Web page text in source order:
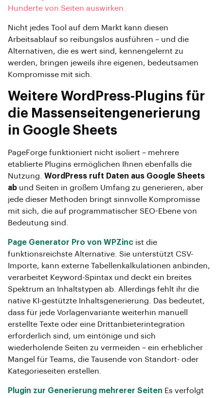
Hunderte von Seiten auswirken.
Nicht jedes Tool auf dem Markt kann diesen
Arbeitsablauf so reibungslos ausführen – und die
Alternativen, die es wert sind, kennengelernt zu
werden, bringen jeweils ihre eigenen, bedeutsamen
Kompromisse mit sich.
Weitere WordPress-Plugins für
die Massenseitengenerierung
in Google Sheets
PageForge funktioniert nicht isoliert – mehrere
etablierte Plugins ermöglichen Ihnen ebenfalls die
Nutzung. WordPress ruft Daten aus Google Sheets
ab und Seiten in großem Umfang zu generieren, aber
jede dieser Methoden bringt sinnvolle Kompromisse
mit sich, die auf programmatischer SEO-Ebene von
Bedeutung sind.
Page Generator Pro von WPZinc ist die
funktionsreichste Alternative. Sie unterstützt CSV-
Importe, kann externe Tabellenkalkulationen anbinden,
verarbeitet Keyword-Spintax und deckt ein breites
Spektrum an Inhaltstypen ab. Allerdings fehlt ihr die
native KI-gestützte Inhaltsgenerierung. Das bedeutet,
dass für jede Vorlagenvariante weiterhin manuell
erstellte Texte oder eine Drittanbieterintegration
erforderlich sind, um eintönige und sich
wiederholende Seiten zu vermeiden – ein erheblicher
Mangel für Teams, die Tausende von Standort- oder
Kategorieseiten erstellen.
Plugin zur Generierung mehrerer Seiten Es verfolgt